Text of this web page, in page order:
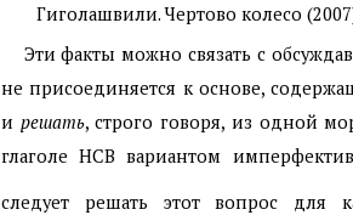
Гиголашвили. Чертово колесо
Эти факты можно связать с
не присоединяется к основе,
и решать, строго говоря, из одной
глаголе НСВ вариантом
следует решать этот вопрос для